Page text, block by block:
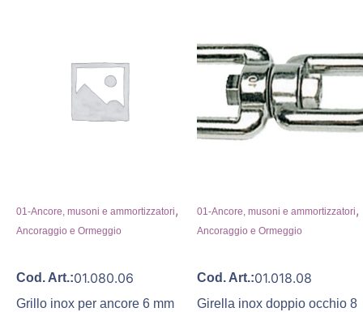
01-Ancore, musoni e ammortizzatori,
Ancoraggio e Ormeggio
Cod. Art.:01.080.06
Grillo inox per ancore 6 mm
01-Ancore, musoni e ammortizzatori,
Ancoraggio e Ormeggio
Cod. Art.:01.018.08
Girella inox doppio occhio 8